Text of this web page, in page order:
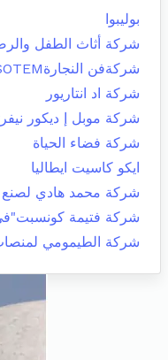
بوليبوا
شركة أثاث الطفل
شركةفن النجارةSOTEM
شركة اد انتاريور
شركة موبل إ ديكور
شركة فضاء الحياة
ايكو كاسيت ايطاليا
شركة محمد هادي لصنع
شركة فتيمة
شركة الطيمومي